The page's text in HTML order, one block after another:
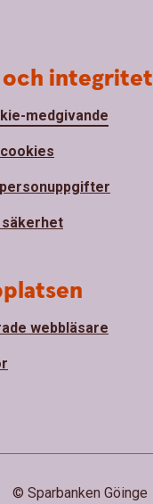
och integritet
medgivande
webbläsare
© Sparbanken Göinge